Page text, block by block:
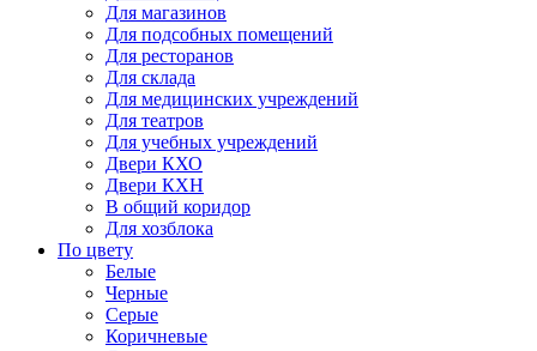
Для магазинов
Для подсобных помещений
Для ресторанов
Для склада
Для медицинских учреждений
Для театров
Для учебных учреждений
Двери КХО
Двери КХН
В общий коридор
Для хозблока
По цвету
Белые
Черные
Серые
Коричневые